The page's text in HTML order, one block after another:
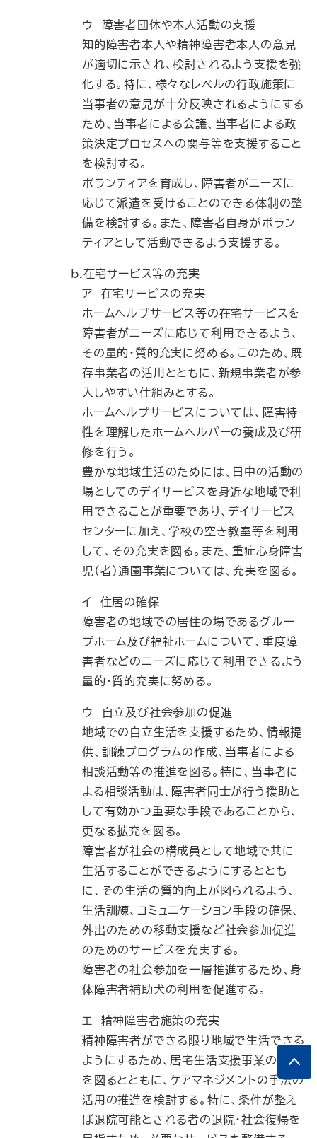
ウ 障害者団体や本人活動の支援
知的障害者本人や精神障害者本人の意見
が適切に示され、検討されるよう支援を強
化する。特に、様々なレベルの行政施策に
当事者の意見が十分反映されるようにする
ため、当事者による会議、当事者による政
策決定プロセスへの関与等を支援すること
を検討する。
ボランティアを育成し、障害者がニーズに
応じて派遣を受けることのできる体制の整
備を検討する。また、障害者自身がボラン
ティアとして活動できるよう支援する。
b.在宅サービス等の充実
ア 在宅サービスの充実
ホームヘルプサービス等の在宅サービスを
障害者がニーズに応じて利用できるよう、
その量的・質的充実に努める。このため、既
存事業者の活用とともに、新規事業者が参
入しやすい仕組みとする。
ホームヘルプサービスについては、障害特
性を理解したホームヘルパーの養成及び研
修を行う。
豊かな地域生活のためには、日中の活動の
場としてのデイサービスを身近な地域で利
用できることが重要であり、デイサービス
センターに加え、学校の空き教室等を利用
して、その充実を図る。また、重症心身障害
児（者）通園事業については、充実を図る。
イ 住居の確保
障害者の地域での居住の場であるグルー
プホーム及び福祉ホームについて、重度障
害者などのニーズに応じて利用できるよう
量的・質的充実に努める。
ウ 自立及び社会参加の促進
地域での自立生活を支援するため、情報提
供、訓練プログラムの作成、当事者による
相談活動等の推進を図る。特に、当事者に
よる相談活動は、障害者同士が行う援助と
して有効かつ重要な手段であることから、
更なる拡充を図る。
障害者が社会の構成員として地域で共に
生活することができるようにするととも
に、その生活の質的向上が図られるよう、
生活訓練、コミュニケーション手段の確保、
外出のための移動支援など社会参加促進
のためのサービスを充実する。
障害者の社会参加を一層推進するため、身
体障害者補助犬の利用を促進する。
エ 精神障害者施策の充実
精神障害者ができる限り地域で生活できる
ようにするため、居宅生活支援事業の普及
を図るとともに、ケアマネジメントの手法の
活用の推進を検討する。特に、条件が整え
ば退院可能とされる者の退院・社会復帰を